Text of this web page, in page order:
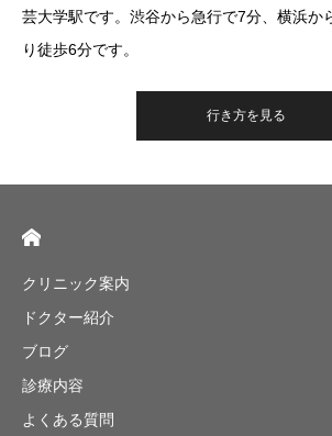
芸大学駅です。渋谷から急行で7分、横浜か
り徒歩6分です。
行き方を見る
クリニック案内
ドクター紹介
ブログ
診療内容
よくある質問